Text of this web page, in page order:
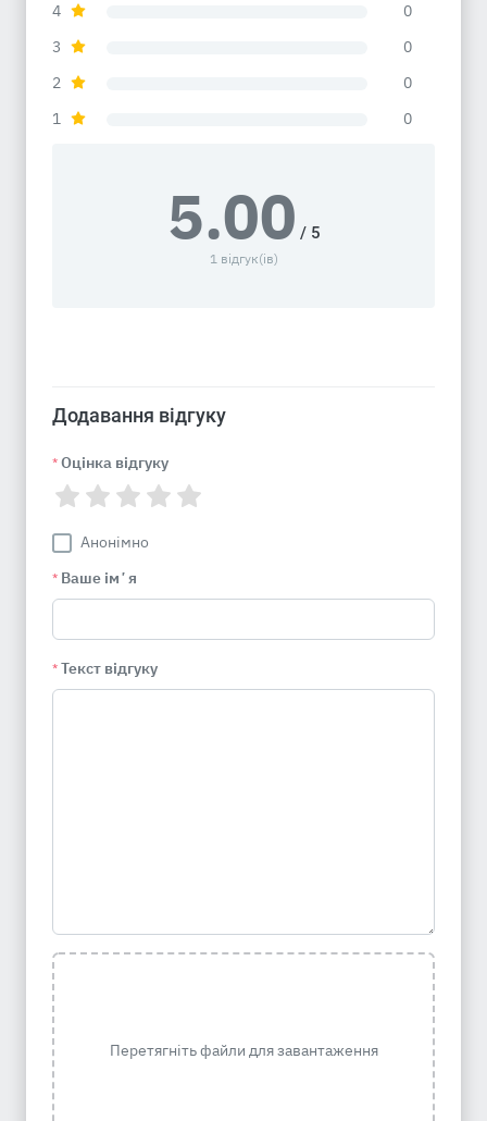
4
0
3
0
2
0
1
0
5.00 / 5
1 відгук(ів)
Додавання відгуку
* Оцінка відгуку
Анонімно
* Ваше імʼя
* Текст відгуку
Перетягніть файли для завантаження